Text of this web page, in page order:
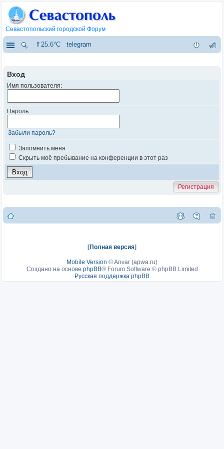
Севастопольский городской Форум
⇑25.6°C telegram
Вход
Имя пользователя:
Пароль:
Забыли пароль?
Запомнить меня
Скрыть моё пребывание на конференции в этот раз
Регистрация
[Полная версия]
Mobile Version ©Anvar (apwa.ru)
Создано на основе phpBB® Forum Software © phpBB Limited
Русская поддержка phpBB